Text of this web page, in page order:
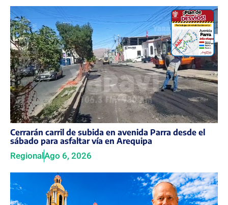
Cerrarán carril de subida en avenida Parra desde el
sábado para asfaltar vía en Arequipa
RegionalAgo 6, 2026